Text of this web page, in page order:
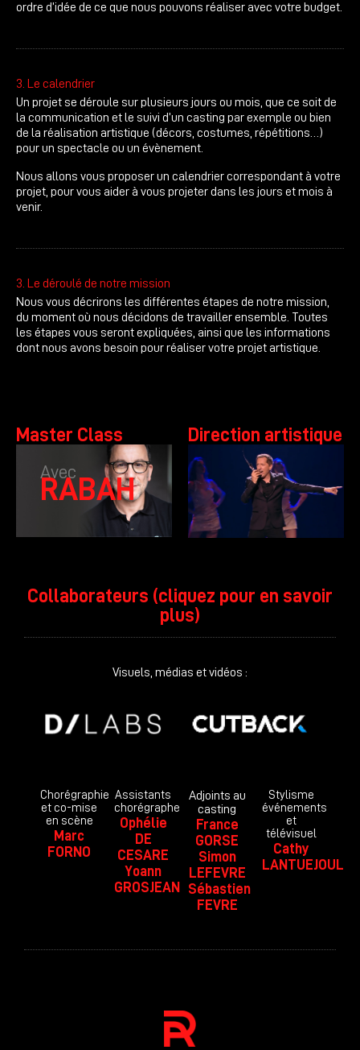
ordre d’idée de ce que nous pouvons réaliser avec votre budget.
3. Le calendrier
Un projet se déroule sur plusieurs jours ou mois, que ce soit de
la communication et le suivi d’un casting par exemple ou bien
de la réalisation artistique (décors, costumes, répétitions…)
pour un spectacle ou un évènement.
Nous allons vous proposer un calendrier correspondant à votre
projet, pour vous aider à vous projeter dans les jours et mois à
venir.
3. Le déroulé de notre mission
Nous vous décrirons les différentes étapes de notre mission,
du moment où nous décidons de travailler ensemble. Toutes
les étapes vous seront expliquées, ainsi que les informations
dont nous avons besoin pour réaliser votre projet artistique.
Master Class
Avec
RABAH
Direction artistique
Collaborateurs (cliquez pour en savoir
plus)
Visuels, médias et vidéos :
Chorégraphie
et co-mise
en scène
Marc
FORNO
Assistants
chorégraphe
Ophélie
DE
CESARE
Yoann
GROSJEAN
Adjoints au
casting
France
GORSE
Simon
LEFEVRE
Sébastien
FEVRE
Stylisme
événements
et
télévisuel
Cathy
LANTUEJOUL